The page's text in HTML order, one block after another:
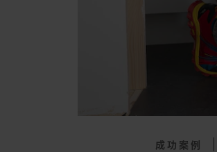
成功案例